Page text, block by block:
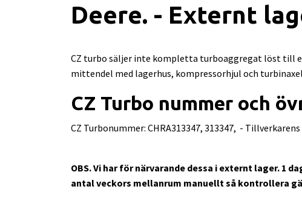
Deere. - Externt
CZ turbo säljer inte kompletta turboaggregat löst till
mittendel med lagerhus, kompressorhjul och
CZ Turbo nummer och
CZ Turbonummer: CHRA313347, 313347, -
OBS. Vi har för närvarande dessa i externt lager. 1
antal veckors mellanrum manuellt så kontrollera